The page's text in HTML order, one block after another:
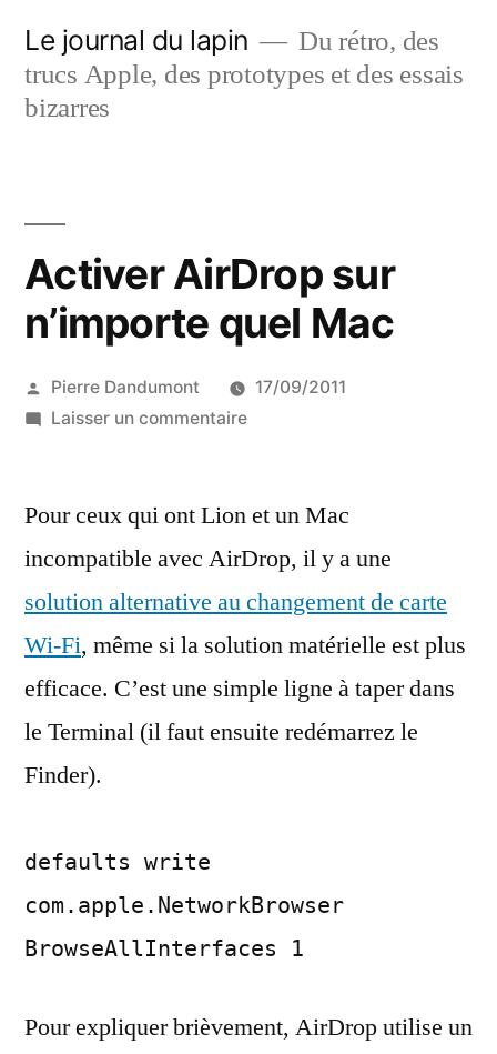
contenu
Le journal du lapin
Du rétro, des
trucs Apple, des prototypes et des essais
bizarres
Activer AirDrop sur
n’importe quel Mac
Publié
par
Pierre Dandumont
17/09/2011
Laisser un commentairesur
sur
quel
Mac
Pour ceux qui ont Lion et un Mac
incompatible avec AirDrop, il y a une
solution alternative au changement de carte
Wi-Fi, même si la solution matérielle est plus
efficace. C’est une simple ligne à taper dans
le Terminal (il faut ensuite redémarrez le
Finder).
defaults write
com.apple.NetworkBrowser
BrowseAllInterfaces 1
Pour expliquer brièvement, AirDrop utilise un